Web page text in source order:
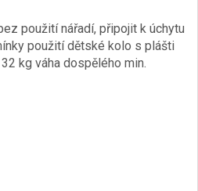
použití nářadí, připojit k úchytu
použití dětské kolo s plášti
kg váha dospělého min.